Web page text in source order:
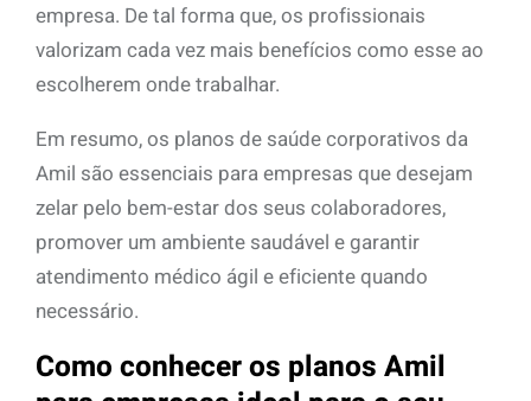
empresa. De tal forma que, os profissionais
valorizam cada vez mais benefícios como esse ao
escolherem onde trabalhar.
Em resumo, os planos de saúde corporativos da
Amil são essenciais para empresas que desejam
zelar pelo bem-estar dos seus colaboradores,
promover um ambiente saudável e garantir
atendimento médico ágil e eficiente quando
necessário.
Como conhecer os planos Amil